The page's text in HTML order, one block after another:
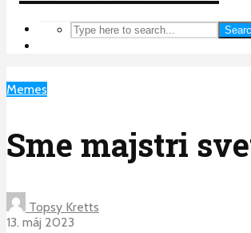
Memes
Sme majstri
Topsy Kretts
13. máj 2023